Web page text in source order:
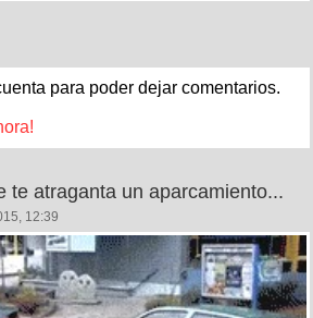
para poder dejar comentarios.
te atraganta un aparcamiento...
12:39